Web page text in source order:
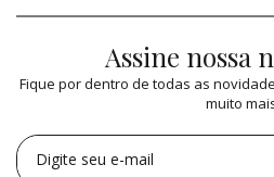
deR$ 19.975,00 =R$
3x deR$ 13.315,34 =R$
R$ 7.990,00
Assine nossa
Fique por dentro de todas as
muito
Digite seu e-mail